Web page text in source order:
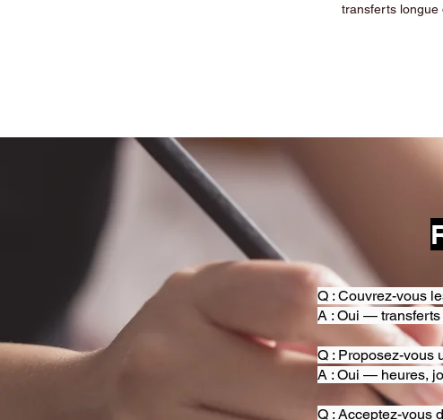
transferts longue
Q : Couvrez-vous
A : Oui — transferts
Q : Proposez-vous
A : Oui — heures,
Q : Acceptez-vous